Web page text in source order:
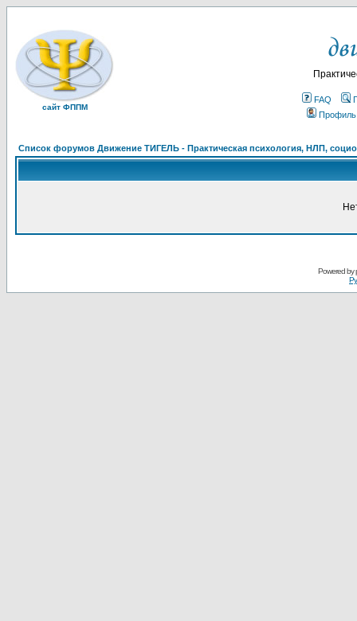
сайт ФППМ
FAQ
Профиль
Список форумов Движение ТИГЕЛЬ - Практическая психология, НЛП,
Powered by